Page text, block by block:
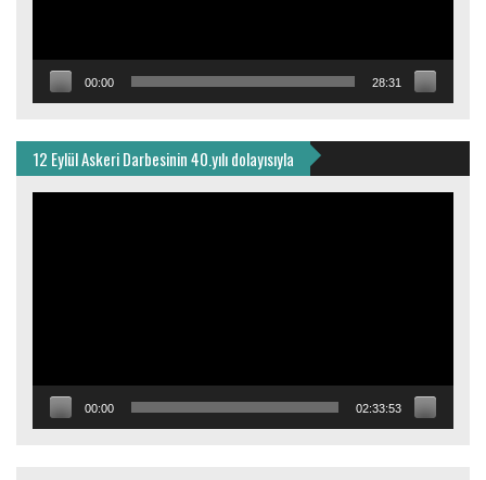
00:00 28:31
12 Eylül Askeri Darbesinin 40.yılı dolayısıyla
00:00 02:33:53